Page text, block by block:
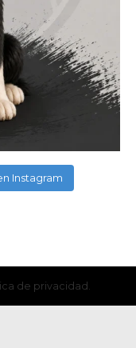
Instagram
de privacidad.